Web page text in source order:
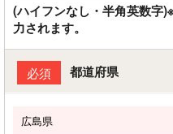
(ハイフンなし・半角英数字
力されます。
必須 都道府県